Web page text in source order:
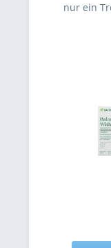
nur ein